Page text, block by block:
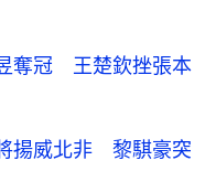
奪冠 王楚欽挫張本
揚威北非 黎騏豪突